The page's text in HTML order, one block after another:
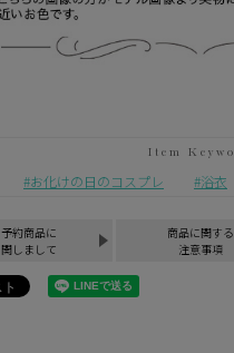
お化けの日のコスプレ 浴衣
予約商品に
関しまして
商品に関する
注意事項